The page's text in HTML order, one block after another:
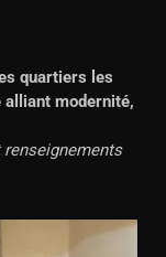
quartiers les
alliant modernité,